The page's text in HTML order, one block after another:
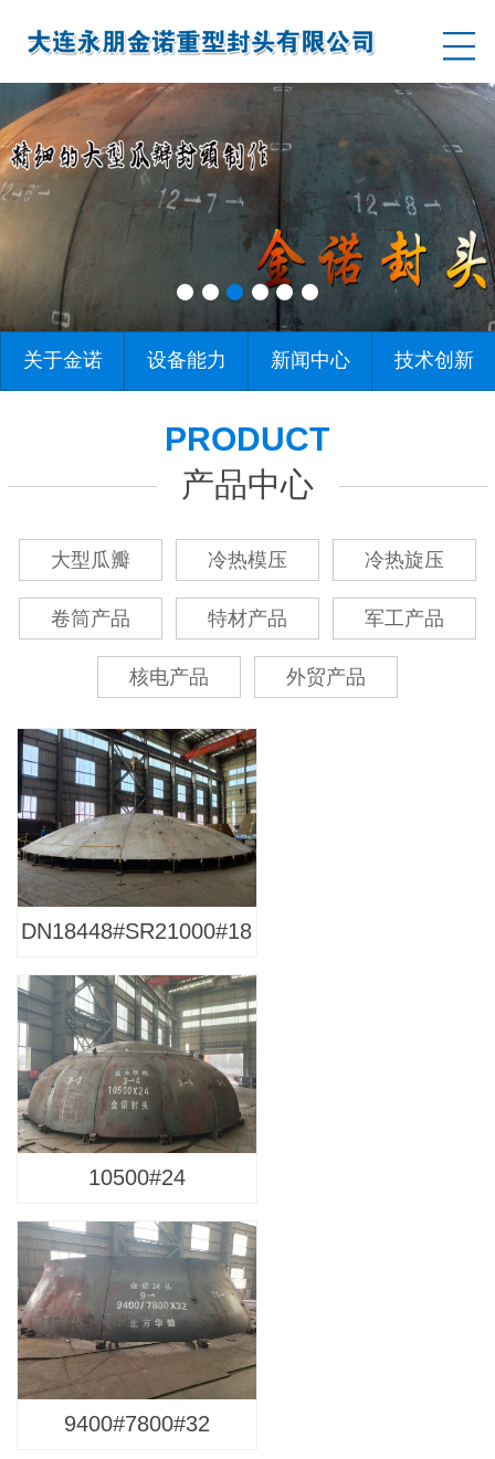
关于金诺 设备能力 新闻中心 技术创新
PRODUCT
产品中心
大型瓜瓣 冷热模压 冷热旋压
卷筒产品 特材产品 军工产品
核电产品 外贸产品
DN18448#SR21000#18
10500#24
9400#7800#32